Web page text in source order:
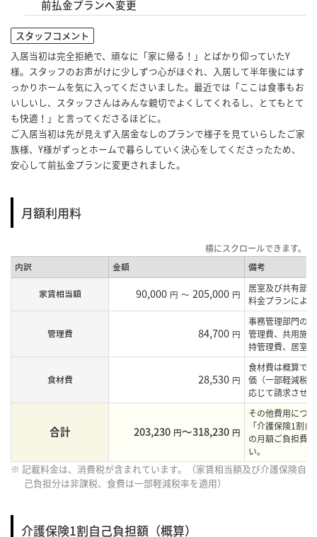
前払金プランへ変更
スタッフコメント
入居当初は完全拒絶で、頑なに「家に帰る！」とばかり仰っていたY
様。スタッフのお声がけに少しずつ心がほぐれ、入居して半年後にはす
っかりホームを気に入ってくださいました。最近では「ここは食事もお
いしいし、スタッフさんはみんな親切でよくしてくれるし、とてもとて
も快適！」と言ってくださるほどに。
ご入居当初は先が見えず入居金なしのプランで様子を見ていらしたご家
族様、Y様がずっとホームで暮らしていく決心をしてくださったため、
安心して前払金プランに変更されました。
月額利用料
内訳 金額 備考
家賃相当額 90,000 円 ～ 205,000 円
居室及び共有部
料金プランによ
管理費 84,700 円
事務管理部門の
管理費、共用施
持管理費、居室
食材費 28,530 円
食材費は概算で
価（一部軽減税
応じて請求させ
合計 203,230 円〜318,230 円
その他費用につ
「介護保険1割
の月額ご負担費
い。
※ 記載料金は、消費税が含まれています。（家賃相当額及び介護保険自
己負担分は非課税、食費は一部軽減税率を適用）
介護保険1割自己負担額（概算）